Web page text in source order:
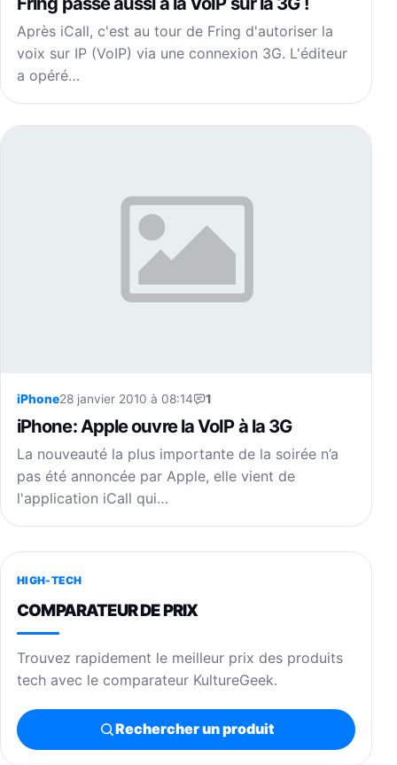
Après iCall, c'est au tour de Fring d'autoriser la
voix sur IP (VoIP) via une connexion 3G. L'éditeur
a opéré…
iPhone28 janvier 2010 à 08:14 1
iPhone: Apple ouvre la VoIP à la 3G
La nouveauté la plus importante de la soirée n’a
pas été annoncée par Apple, elle vient de
l'application iCall qui…
HIGH-TECH
COMPARATEUR DE PRIX
Trouvez rapidement le meilleur prix des produits
tech avec le comparateur KultureGeek.
Rechercher un produit